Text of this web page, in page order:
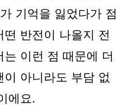
기억을 잃었다가 점
반전이 나올지 전
이런 점 때문에 더
아니라도 부담 없
에요.